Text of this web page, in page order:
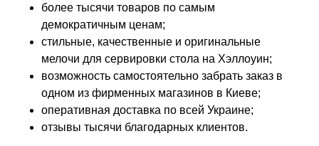
более тысячи товаров по самым
демократичным ценам;
стильные, качественные и оригинальные
мелочи для сервировки стола на Хэллоуин;
возможность самостоятельно забрать заказ в
одном из фирменных магазинов в Киеве;
оперативная доставка по всей Украине;
отзывы тысячи благодарных клиентов.